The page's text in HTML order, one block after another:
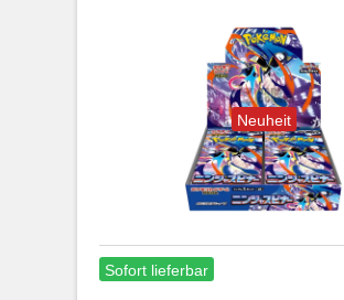
Neuheit
Sofort lieferbar